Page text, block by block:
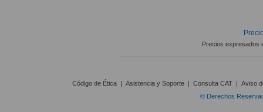
Precios expresados
Código de Ética | Asistencia y Soporte | Consulta CAT | Aviso
© Derechos